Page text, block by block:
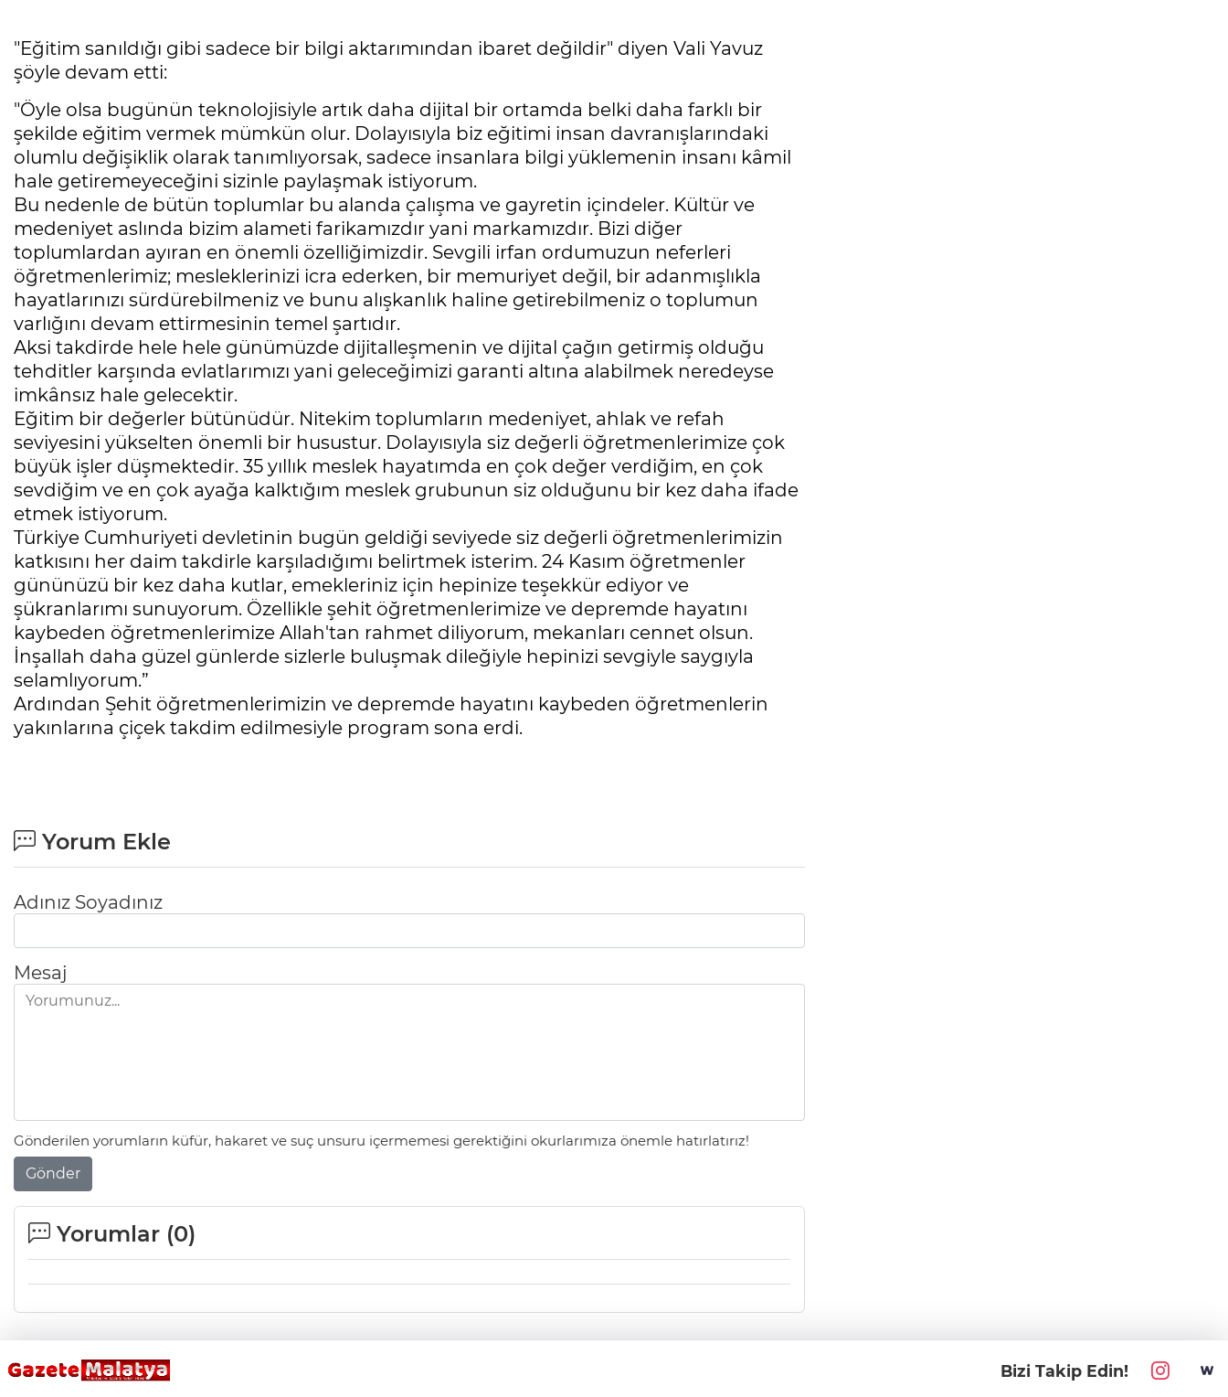
"Eğitim sanıldığı gibi sadece bir bilgi aktarımından ibaret değildir" diyen Vali Yavuz
şöyle devam etti:
"Öyle olsa bugünün teknolojisiyle artık daha dijital bir ortamda belki daha farklı bir
şekilde eğitim vermek mümkün olur. Dolayısıyla biz eğitimi insan davranışlarındaki
olumlu değişiklik olarak tanımlıyorsak, sadece insanlara bilgi yüklemenin insanı kâmil
hale getiremeyeceğini sizinle paylaşmak istiyorum.
Bu nedenle de bütün toplumlar bu alanda çalışma ve gayretin içindeler. Kültür ve
medeniyet aslında bizim alameti farikamızdır yani markamızdır. Bizi diğer
toplumlardan ayıran en önemli özelliğimizdir. Sevgili irfan ordumuzun neferleri
öğretmenlerimiz; mesleklerinizi icra ederken, bir memuriyet değil, bir adanmışlıkla
hayatlarınızı sürdürebilmeniz ve bunu alışkanlık haline getirebilmeniz o toplumun
varlığını devam ettirmesinin temel şartıdır.
Aksi takdirde hele hele günümüzde dijitalleşmenin ve dijital çağın getirmiş olduğu
tehditler karşında evlatlarımızı yani geleceğimizi garanti altına alabilmek neredeyse
imkânsız hale gelecektir.
Eğitim bir değerler bütünüdür. Nitekim toplumların medeniyet, ahlak ve refah
seviyesini yükselten önemli bir husustur. Dolayısıyla siz değerli öğretmenlerimize çok
büyük işler düşmektedir. 35 yıllık meslek hayatımda en çok değer verdiğim, en çok
sevdiğim ve en çok ayağa kalktığım meslek grubunun siz olduğunu bir kez daha ifade
etmek istiyorum.
Türkiye Cumhuriyeti devletinin bugün geldiği seviyede siz değerli öğretmenlerimizin
katkısını her daim takdirle karşıladığımı belirtmek isterim. 24 Kasım öğretmenler
gününüzü bir kez daha kutlar, emekleriniz için hepinize teşekkür ediyor ve
şükranlarımı sunuyorum. Özellikle şehit öğretmenlerimize ve depremde hayatını
kaybeden öğretmenlerimize Allah'tan rahmet diliyorum, mekanları cennet olsun.
İnşallah daha güzel günlerde sizlerle buluşmak dileğiyle hepinizi sevgiyle saygıyla
selamlıyorum.”
Ardından Şehit öğretmenlerimizin ve depremde hayatını kaybeden öğretmenlerin
yakınlarına çiçek takdim edilmesiyle program sona erdi.
Yorum Ekle
Adınız Soyadınız
Mesaj
Gönderilen yorumların küfür, hakaret ve suç unsuru içermemesi gerektiğini okurlarımıza önemle hatırlatırız!
Gönder
Yorumlar (0)
Bizi Takip Edin!